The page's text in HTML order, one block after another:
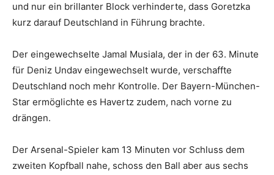
und nur ein brillanter Block verhinderte, dass Goretzka
kurz darauf Deutschland in Führung brachte.
Der eingewechselte Jamal Musiala, der in der 63. Minute
für Deniz Undav eingewechselt wurde, verschaffte
Deutschland noch mehr Kontrolle. Der Bayern-München-
Star ermöglichte es Havertz zudem, nach vorne zu
drängen.
Der Arsenal-Spieler kam 13 Minuten vor Schluss dem
zweiten Kopfball nahe, schoss den Ball aber aus sechs